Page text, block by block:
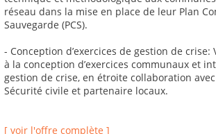
réseau dans la mise en place de leur Plan
Sauvegarde (PCS).
- Conception d’exercices de gestion de crise:
à la conception d’exercices communaux et
gestion de crise, en étroite collaboration
Sécurité civile et partenaire locaux.
[ voir l'offre complète ]